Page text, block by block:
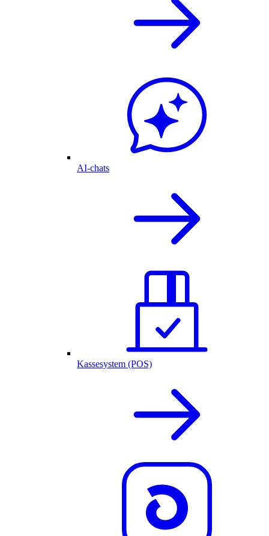
AI-chats
Kassesystem (POS)